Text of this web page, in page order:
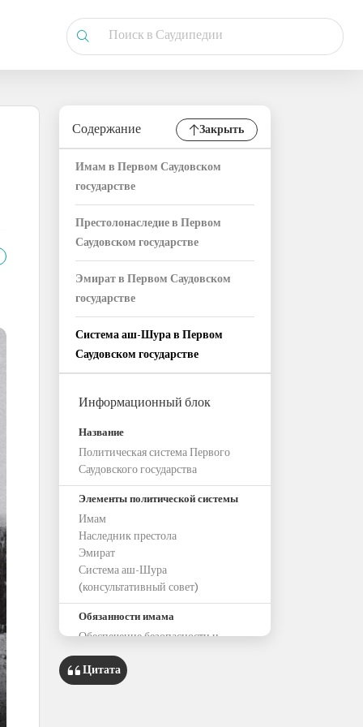
Содержание Закрыть
Имам в Первом Саудовском
государстве
Престолонаследие в Первом
Саудовском государстве
Эмират в Первом Саудовском
государстве
Система аш-Шура в Первом
Саудовском государстве
Информационный блок
Название
Политическая система Первого
Саудовского государства
Элементы политической системы
Имам
Наследник престола
Эмират
Система аш-Шура
(консультативный совет)
Обязанности имама
Обеспечение безопасности и
стабильности
Надзор за финансовыми делами,
военными вопросами и сферой
Цитата